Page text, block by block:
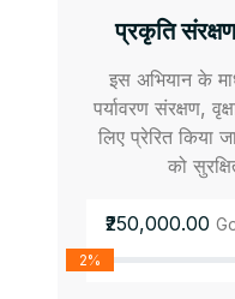
प्रकृति
इस अभियान के
पर्यावरण संरक्षण,
लिए प्रेरित किया
को
₹250,000.00
2%